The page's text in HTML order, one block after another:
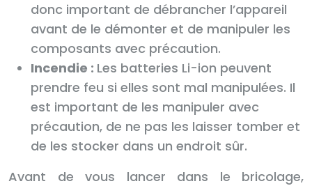
donc important de débrancher l’appareil
avant de le démonter et de manipuler les
composants avec précaution.
Incendie : Les batteries Li-ion peuvent
prendre feu si elles sont mal manipulées. Il
est important de les manipuler avec
précaution, de ne pas les laisser tomber et
de les stocker dans un endroit sûr.
Avant de vous lancer dans le bricolage,